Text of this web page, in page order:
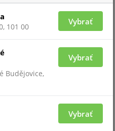
CA1
101 00
Vybrať
Budějovice,
Vybrať
Vybrať